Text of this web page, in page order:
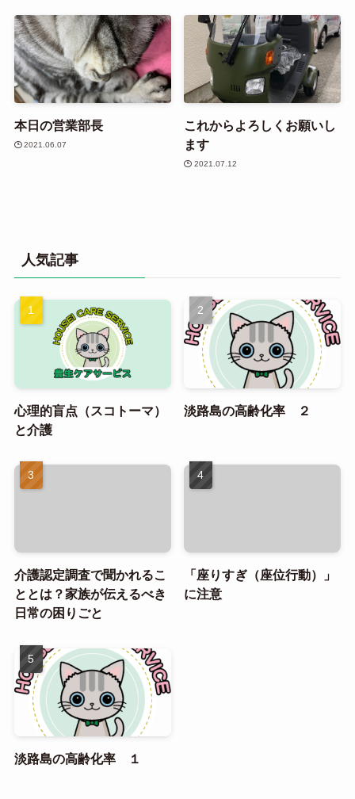
本日の営業部長
2021.06.07
これからよろしくお願いし
ます
2021.07.12
人気記事
心理的盲点（スコトーマ）
と介護
淡路島の高齢化率 ２
介護認定調査で聞かれるこ
ととは？家族が伝えるべき
日常の困りごと
「座りすぎ（座位行動）」
に注意
淡路島の高齢化率 １